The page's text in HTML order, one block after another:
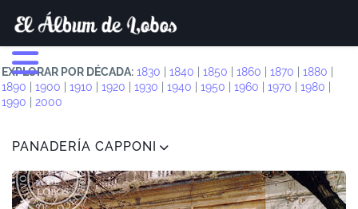
EXPLORAR POR DÉCADA: 1830 1840 1850 1860 1870 1880
1890
1900 1910 1920 1930 1940 1950 1960 1970 1980
1990
2000
PANADERÍA CAPPONI